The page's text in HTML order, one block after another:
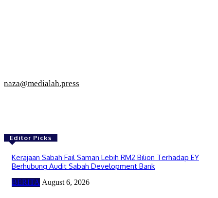
naza@medialah.press
Editor Picks
Kerajaan Sabah Fail Saman Lebih RM2 Bilion Terhadap EY
Berhubung Audit Sabah Development Bank
BERITA August 6, 2026